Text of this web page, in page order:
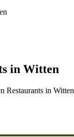
in Witten
Restaurants in Witten